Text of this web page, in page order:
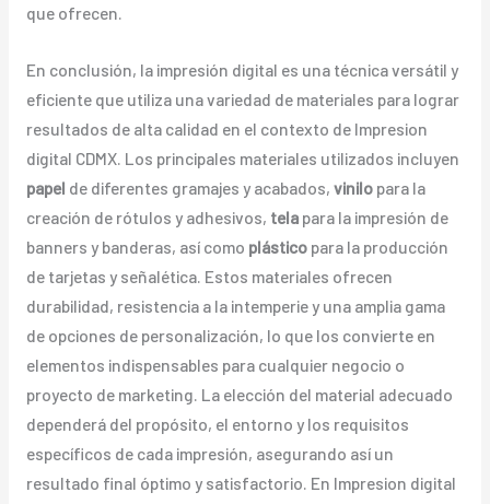
que ofrecen.
En conclusión, la impresión digital es una técnica versátil y
eficiente que utiliza una variedad de materiales para lograr
resultados de alta calidad en el contexto de Impresion
digital CDMX. Los principales materiales utilizados incluyen
papel de diferentes gramajes y acabados, vinilopara la
creación de rótulos y adhesivos, telapara la impresión de
banners y banderas, así como plásticopara la producción
de tarjetas y señalética. Estos materiales ofrecen
durabilidad, resistencia a la intemperie y una amplia gama
de opciones de personalización, lo que los convierte en
elementos indispensables para cualquier negocio o
proyecto de marketing. La elección del material adecuado
dependerá del propósito, el entorno y los requisitos
específicos de cada impresión, asegurando así un
resultado final óptimo y satisfactorio. En Impresion digital